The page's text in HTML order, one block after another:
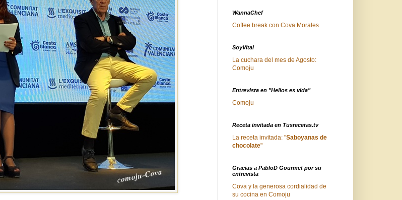
WannaChef
Coffee break con Cova Morales
SoyVital
La cuchara del mes de Agosto:
Comoju
Entrevista en "Helios es vida"
Comoju
Receta invitada en Tusrecetas.tv
La receta invitada: "Saboyanas de
chocolate"
Gracias a PabloD Gourmet por su
entrevista
Cova y la generosa cordialidad de
su cocina en Comoju